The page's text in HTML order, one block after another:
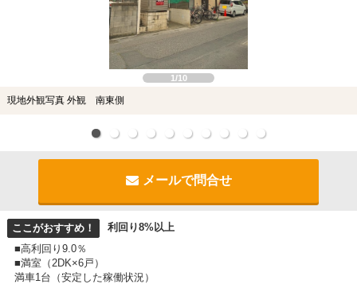
1/10
現地外観写真 外観 南東側
メールで問合せ
ここがおすすめ！
利回り8%以上
■高利回り9.0％
■満室（2DK×6戸）
満車1台（安定した稼働状況）